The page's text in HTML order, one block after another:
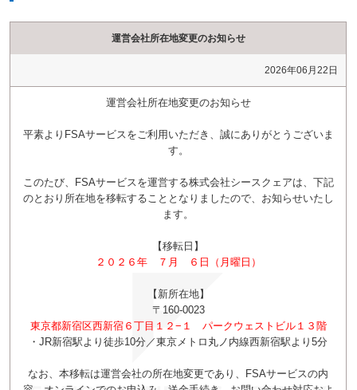
運営会社所在地変更のお知らせ
2026年06月22日
運営会社所在地変更のお知らせ
平素よりFSAサービスをご利用いただき、誠にありがとうございま
す。
このたび、FSAサービスを運営する株式会社シースクェアは、下記
のとおり所在地を移転することとなりましたので、お知らせいたし
ます。
【移転日】
２０２６年 ７月 ６日（月曜日）
【新所在地】
〒160-0023
東京都新宿区西新宿６丁目１２−１ パークウェストビル１３階
・JR新宿駅より徒歩10分／東京メトロ丸ノ内線西新宿駅より5分
なお、本移転は運営会社の所在地変更であり、FSAサービスの内